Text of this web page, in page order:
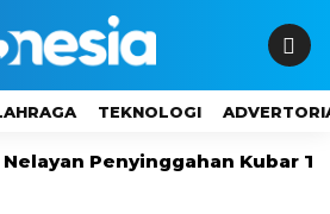
TEKNOLOGI
Penyinggahan Kubar